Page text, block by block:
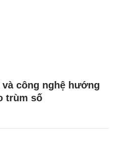
công nghệ hướng
trùm số